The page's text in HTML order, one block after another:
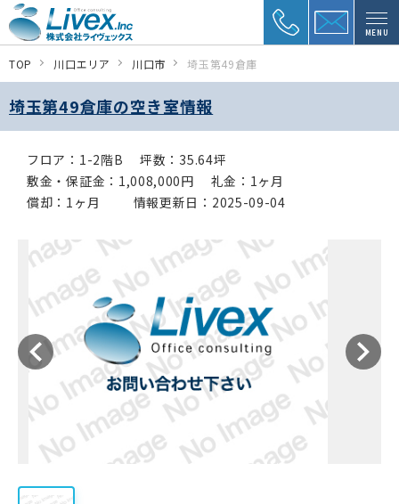
MENU
TOP 川口エリア 川口市 埼玉第49倉庫
埼玉第49倉庫の空き室情報
フロア：1-2階B
坪数：35.64坪
敷金・保証金：1,008,000円
礼金：1ヶ月
償却：1ヶ月
情報更新日：2025-09-04